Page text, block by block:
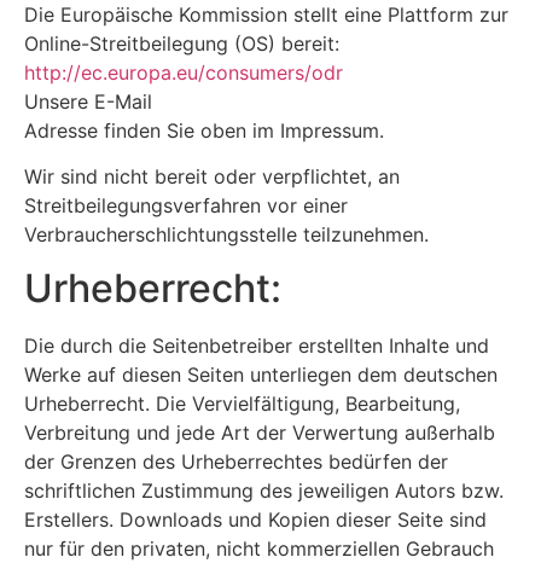
Die Europäische Kommission stellt eine Plattform zur
Online-Streitbeilegung (OS) bereit:
http://ec.europa.eu/consumers/odr
Unsere E-Mail
Adresse finden Sie oben im Impressum.
Wir sind nicht bereit oder verpflichtet, an
Streitbeilegungsverfahren vor einer
Verbraucherschlichtungsstelle teilzunehmen.
Urheberrecht:
Die durch die Seitenbetreiber erstellten Inhalte und
Werke auf diesen Seiten unterliegen dem deutschen
Urheberrecht. Die Vervielfältigung, Bearbeitung,
Verbreitung und jede Art der Verwertung außerhalb
der Grenzen des Urheberrechtes bedürfen der
schriftlichen Zustimmung des jeweiligen Autors bzw.
Erstellers. Downloads und Kopien dieser Seite sind
nur für den privaten, nicht kommerziellen Gebrauch